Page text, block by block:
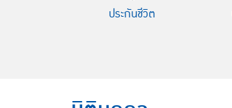
ประกันชีวิต